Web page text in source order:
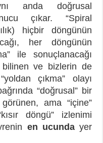
anda doğrusal
çıkar. “Spiral
hiçbir döngünün
her döngünün
ile sonuçlanacağı
ve bizlerin de
çıkma” olayı
“doğrusal” bir
ama “içine”
döngü” izlenimi
en ucunda yer